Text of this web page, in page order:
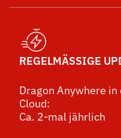
REGELMÄSSIGE
Dragon Anywhere
Cloud:
Ca. 2-mal jährlich